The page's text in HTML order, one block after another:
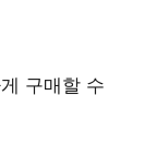
구매할 수